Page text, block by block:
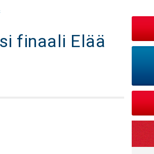
finaali Elää